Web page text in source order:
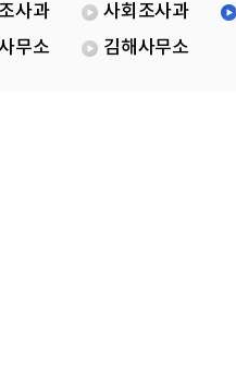
사과 사회조사과
무소 김해사무소